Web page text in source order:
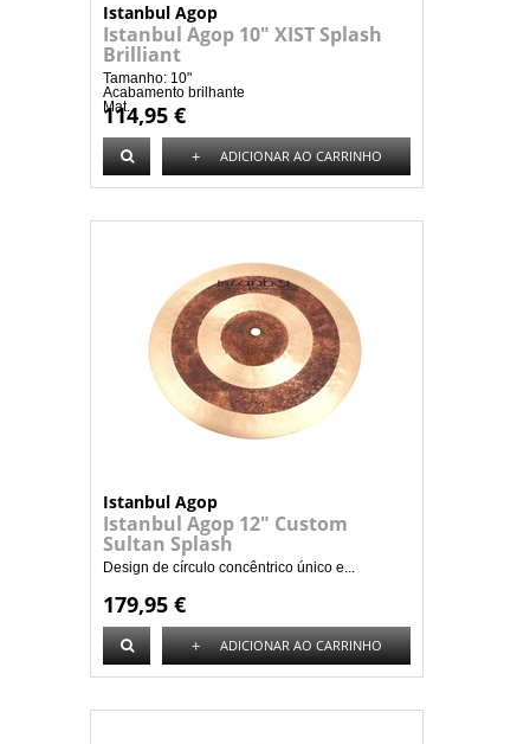
Istanbul Agop
Istanbul Agop 10" XIST Splash
Brilliant
Tamanho: 10"
Acabamento brilhante
Mat...
114,95 €
+ ADICIONAR AO CARRINHO
Istanbul Agop
Istanbul Agop 12" Custom
Sultan Splash
Design de círculo concêntrico único e...
179,95 €
+ ADICIONAR AO CARRINHO